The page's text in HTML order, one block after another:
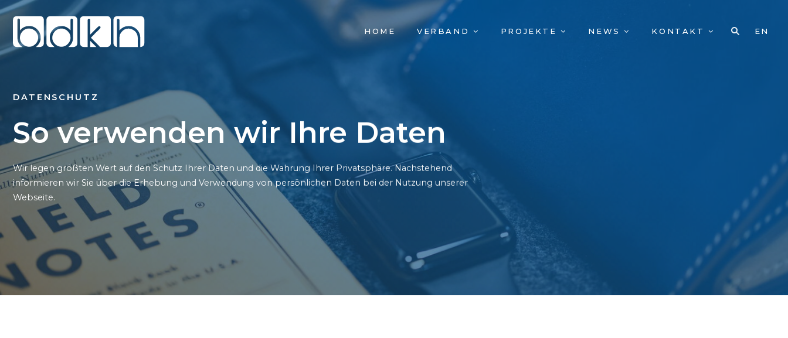
NAVIGATION
HOME VERBAND PROJEKTE NEWS KONTAKT EN
DATENSCHUTZ
So verwenden wir Ihre Daten
Wir legen größten Wert auf den Schutz Ihrer Daten und die Wahrung Ihrer Privatsphäre. Nachstehend
informieren wir Sie über die Erhebung und Verwendung von persönlichen Daten bei der Nutzung unserer
Webseite.